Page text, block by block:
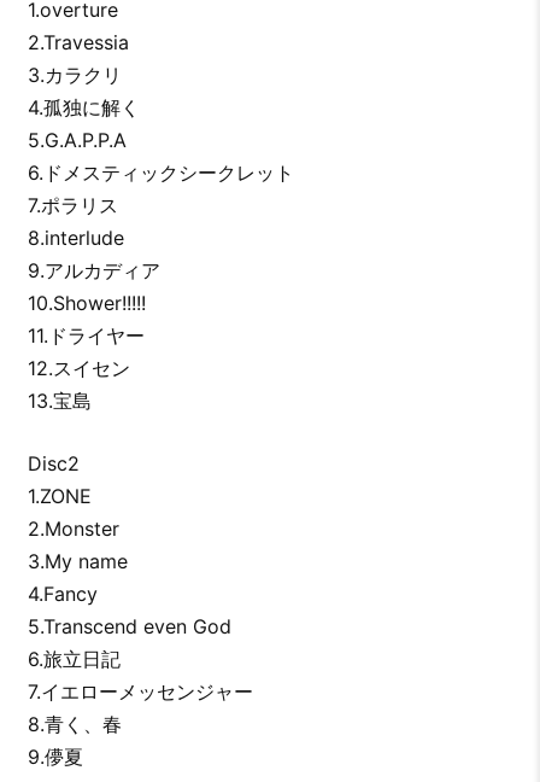
1.overture
2.Travessia
3.カラクリ
4.孤独に解く
5.G.A.P.P.A
6.ドメスティックシークレット
7.ポラリス
8.interlude
9.アルカディア
10.Shower!!!!!
11.ドライヤー
12.スイセン
13.宝島
Disc2
1.ZONE
2.Monster
3.My name
4.Fancy
5.Transcend even God
6.旅立日記
7.イエローメッセンジャー
8.青く、春
9.儚夏